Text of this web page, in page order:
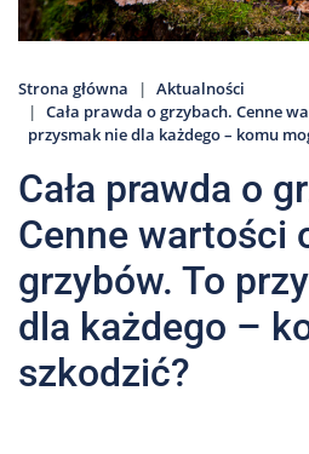
Strona główna
Aktualności
Cała prawda o grzybach. Cenne
przysmak nie dla każdego – komu
Cała prawda o
Cenne wartości
grzybów. To
dla każdego –
szkodzić?